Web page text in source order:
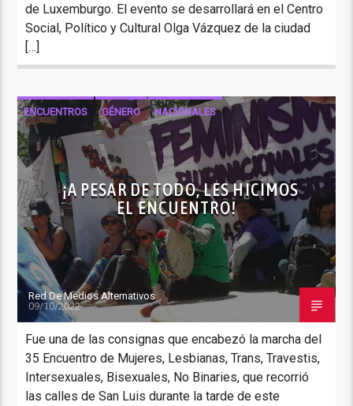
de Luxemburgo. El evento se desarrollará en el Centro
Social, Político y Cultural Olga Vázquez de la ciudad
[…]
ENCUENTROS GÉNERO NACIONALES
¡A PESAR DE TODO, LES HICIMOS
EL ENCUENTRO!
Red De Medios Alternativos
09/10/2022
Fue una de las consignas que encabezó la marcha del
35 Encuentro de Mujeres, Lesbianas, Trans, Travestis,
Intersexuales, Bisexuales, No Binaries, que recorrió
las calles de San Luis durante la tarde de este